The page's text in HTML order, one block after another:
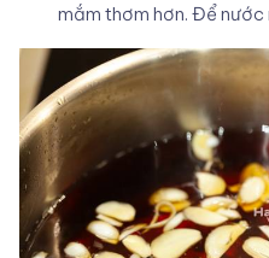
mắm thơm hơn. Để